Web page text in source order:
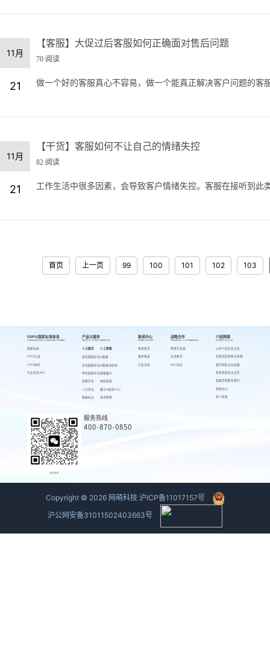
11月
21
【客服】大促过后客服如何正确面对售后问题
70 阅读
做一个好的客服真心不容易，做一个能真正解决客户问题的客
11月
21
【干货】客服如何不让自己的情绪失控
82 阅读
工作生活中很多因素，会导致客户情绪失控。客服在接听到
首页 上一页 99 100 101 102 103
CSPS/国家标准体系
CSPS/NATIONAL STANDARD SYSTEM
国家标准
CSPS认证
CSPS体系
行业会议AIEC
产品与服务
PRODUCTS AND SERVICES
人力服务
游戏客服外包
在线客服外包
呼叫客服外包
招聘外包
人力外包
数据标注
人工智能
AI客服
AI客服训练场
客服魔方
蚂蚁绩效
魔方AI质检VOC
来呗智聘
新闻中心
NEWS CENTER
新闻资讯
媒体报道
行业动态
战略合作
STRATEGIC COOPERATION
跨境代运营
出海服务
AIEC论坛
介绍网萌
INTRODUCE US
公司介绍
高管团队
顾问团队
荣誉资质
发展历程
视频中心
萌人萌事
企业文化
网萌吉祥物
合伙加盟
校企合作
联系我们
商务联系
服务热线
400-870-0850
Copyright © 2026 网萌科技 沪ICP备11017157号
沪公网安备31011502403663号